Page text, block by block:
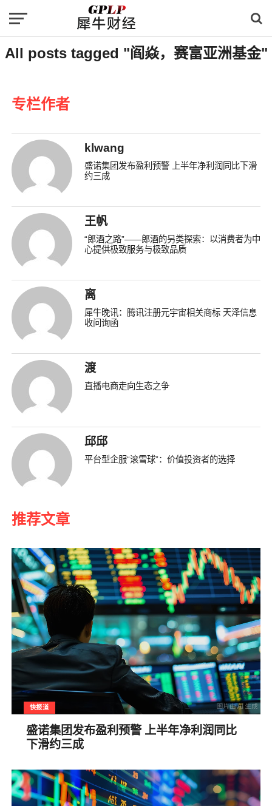
All posts tagged "阎焱，赛富亚洲基金"
专栏作者
klwang
盛诺集团发布盈利预警 上半年净利润同比下滑
约三成
王帆
“郎酒之路”——郎酒的另类探索：以消费者为中
心提供极致服务与极致品质
离
犀牛晚讯：腾讯注册元宇宙相关商标 天泽信息
收问询函
渡
直播电商走向生态之争
邱邱
平台型企服“滚雪球”：价值投资者的选择
推荐文章
快报道
盛诺集团发布盈利预警 上半年净利润同比
下滑约三成